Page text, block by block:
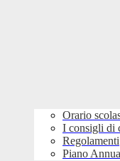
Orario
I consigli di
Regolamenti
Piano